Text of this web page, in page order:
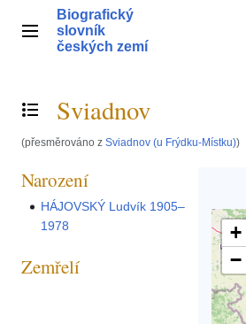
obsahHlavní menu
Biografický
slovník
českých zemí
Přepnout obsah
Sviadnov
(přesměrováno z Sviadnov (u Frýdku-Místku))
+
−
Narození
HÁJOVSKÝ Ludvík 1905–
1978
Zemřelí